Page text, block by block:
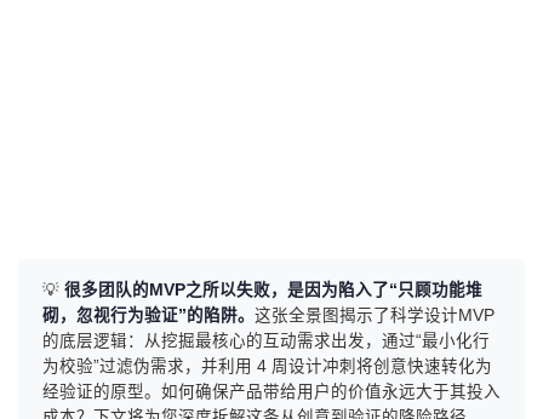
💡 很多团队的MVP之所以失败，是因为陷入了“只顾功能堆
砌，忽视行为验证”的陷阱。 这张全景图揭示了科学设计MVP
的底层逻辑：从挖掘最核心的互动需求出发，通过“最小化行
为校验”过滤伪需求，并利用 4 周设计冲刺将创意快速转化为
经验证的原型。如何确保产品带给用户的价值永远大于其投入